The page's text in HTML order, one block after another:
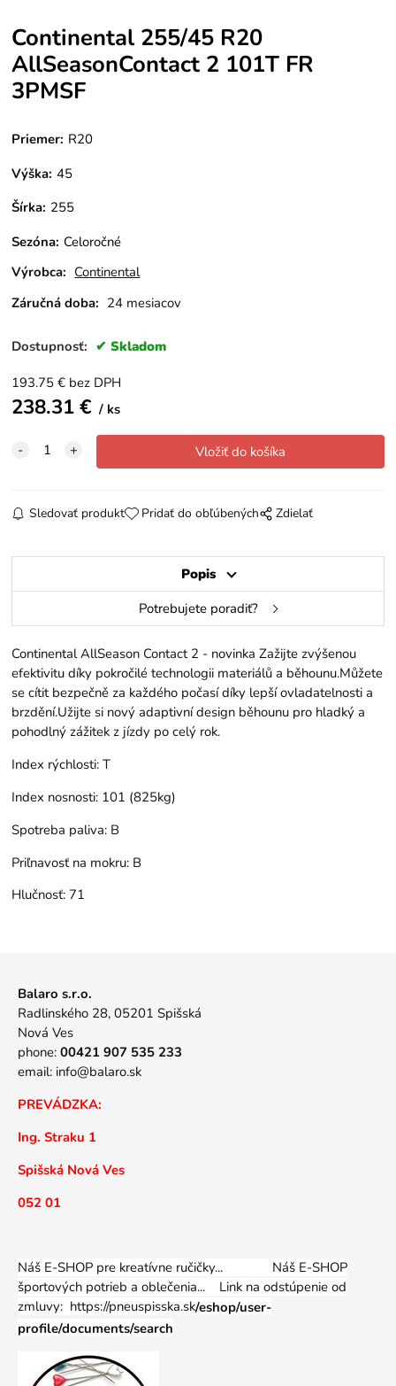
Continental 255/45 R20
AllSeasonContact 2 101T FR
3PMSF
Priemer: R20
Výška: 45
Šírka: 255
Sezóna: Celoročné
Výrobca: Continental
Záručná doba: 24 mesiacov
Dostupnosť: Skladom
193.75 € bez DPH
238.31€ ks
Sledovať produkt Pridať do obľúbených Zdielať
Popis
Potrebujete poradiť?
Continental AllSeason Contact 2 - novinka Zažijte zvýšenou
efektivitu díky pokročilé technologii materiálů a běhounu.Můžete
se cítit bezpečně za každého počasí díky lepší ovladatelnosti a
brzdění.Užijte si nový adaptivní design běhounu pro hladký a
pohodlný zážitek z jízdy po celý rok.
Index rýchlosti: T
Index nosnosti: 101 (825kg)
Spotreba paliva: B
Priľnavosť na mokru: B
Hlučnosť: 71
Balaro s.r.o.
Radlinského 28, 05201 Spišská
Nová Ves
phone: 00421 907 535 233
email: info@balaro.sk
PREVÁDZKA:
Ing. Straku 1
Spišská Nová Ves
052 01
Náš E-SHOP pre kreatívne ručičky... Náš E-SHOP
športových potrieb a oblečenia... Link na odstúpenie od
zmluvy: https://pneuspisska.sk/eshop/user-
profile/documents/search